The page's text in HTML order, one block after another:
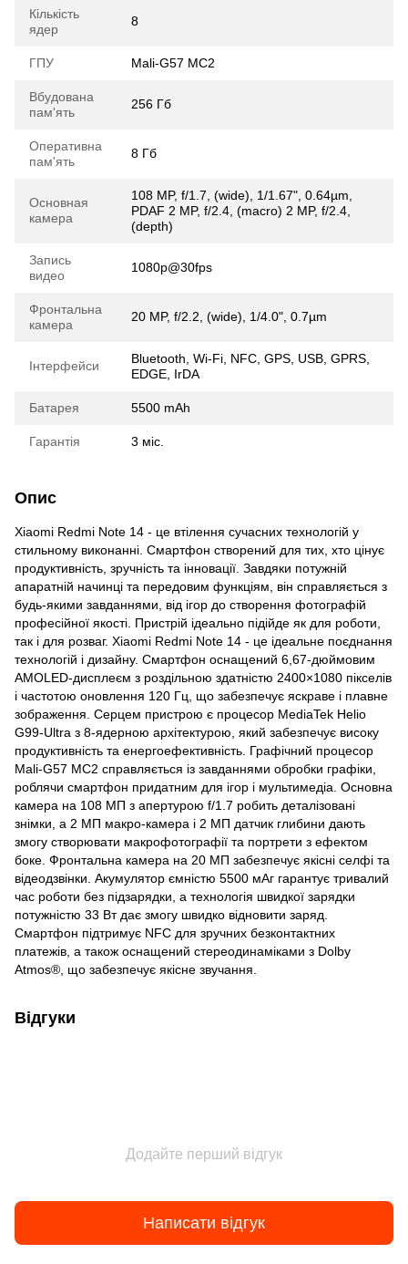
Кількість
ядер
8
ГПУ Mali-G57 MC2
Вбудована
пам'ять
256 Гб
Оперативна
пам'ять
8 Гб
Основная
камера
108 MP, f/1.7, (wide), 1/1.67", 0.64µm,
PDAF 2 MP, f/2.4, (macro) 2 MP, f/2.4,
(depth)
Запись
видео
1080p@30fps
Фронтальна
камера
20 MP, f/2.2, (wide), 1/4.0", 0.7µm
Інтерфейси
Bluetooth, Wi-Fi, NFC, GPS, USB, GPRS,
EDGE, IrDA
Батарея 5500 mAh
Гарантія 3 міс.
Опис
Xiaomi Redmi Note 14 - це втілення сучасних технологій у
стильному виконанні. Смартфон створений для тих, хто цінує
продуктивність, зручність та інновації. Завдяки потужній
апаратній начинці та передовим функціям, він справляється з
будь-якими завданнями, від ігор до створення фотографій
професійної якості. Пристрій ідеально підійде як для роботи,
так і для розваг. Xiaomi Redmi Note 14 - це ідеальне поєднання
технологій і дизайну. Смартфон оснащений 6,67-дюймовим
AMOLED-дисплеєм з роздільною здатністю 2400×1080 пікселів
і частотою оновлення 120 Гц, що забезпечує яскраве і плавне
зображення. Серцем пристрою є процесор MediaTek Helio
G99-Ultra з 8-ядерною архітектурою, який забезпечує високу
продуктивність та енергоефективність. Графічний процесор
Mali-G57 MC2 справляється із завданнями обробки графіки,
роблячи смартфон придатним для ігор і мультимедіа. Основна
камера на 108 МП з апертурою f/1.7 робить деталізовані
знімки, а 2 МП макро-камера і 2 МП датчик глибини дають
змогу створювати макрофотографії та портрети з ефектом
боке. Фронтальна камера на 20 МП забезпечує якісні селфі та
відеодзвінки. Акумулятор ємністю 5500 мАг гарантує тривалий
час роботи без підзарядки, а технологія швидкої зарядки
потужністю 33 Вт дає змогу швидко відновити заряд.
Смартфон підтримує NFC для зручних безконтактних
платежів, а також оснащений стереодинаміками з Dolby
Atmos®, що забезпечує якісне звучання.
Відгуки
Додайте перший відгук
Написати відгук